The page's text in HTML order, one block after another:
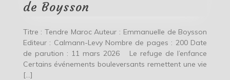
de Boysson
Titre : Tendre Maroc Auteur : Emmanuelle de Boysson
Editeur : Calmann-Levy Nombre de pages : 200 Date
de parution : 11 mars 2026 Le refuge de l’enfance
Certains événements bouleversants remettent une vie
[…]